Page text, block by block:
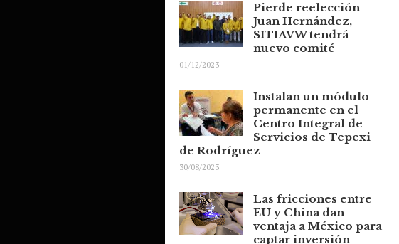
Pierde reelección
Juan Hernández,
SITIAVW tendrá
nuevo comité
01/12/2023
Instalan un módulo
permanente en el
Centro Integral de
Servicios de Tepexi
de Rodríguez
30/08/2023
Las fricciones entre
EU y China dan
ventaja a México para
captar inversión